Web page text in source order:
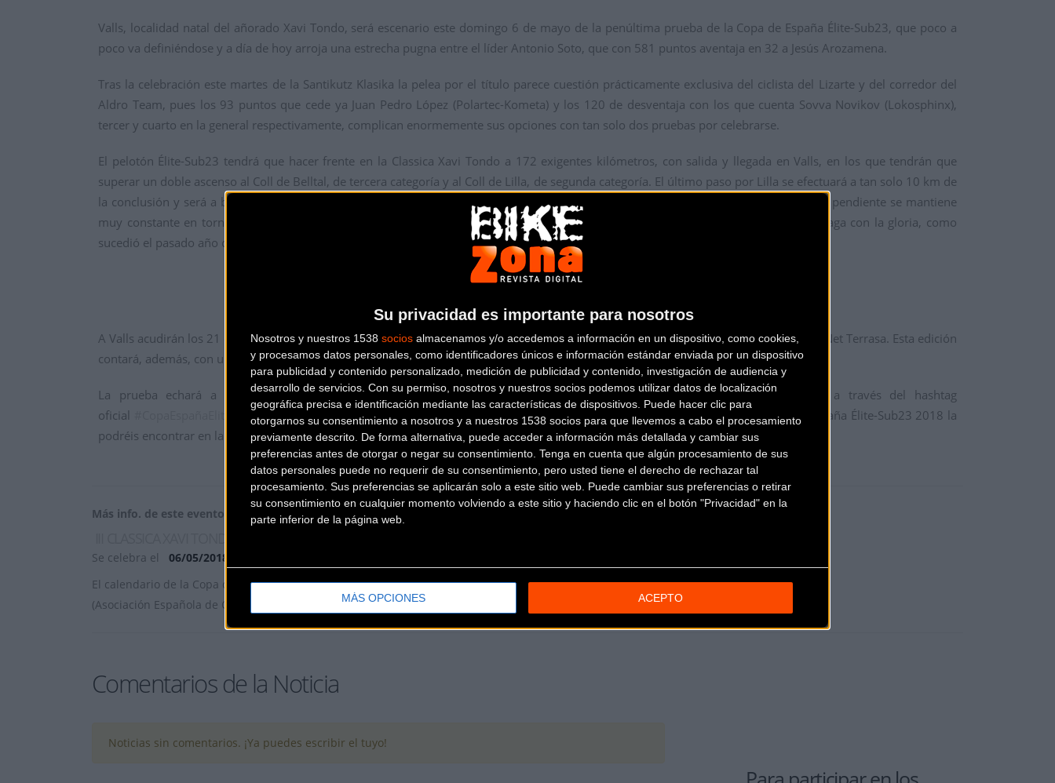
Su privacidad es importante para nosotros
Nosotros y nuestros 1538 socios almacenamos y/o accedemos a información en un dispositivo, como cookies,
y procesamos datos personales, como identificadores únicos e información estándar enviada por un dispositivo
para publicidad y contenido personalizado, medición de publicidad y contenido, investigación de audiencia y
desarrollo de servicios. Con su permiso, nosotros y nuestros socios podemos utilizar datos de localización
geográfica precisa e identificación mediante las características de dispositivos. Puede hacer clic para
otorgarnos su consentimiento a nosotros y a nuestros 1538 socios para que llevemos a cabo el procesamiento
previamente descrito. De forma alternativa, puede acceder a información más detallada y cambiar sus
preferencias antes de otorgar o negar su consentimiento. Tenga en cuenta que algún procesamiento de sus
datos personales puede no requerir de su consentimiento, pero usted tiene el derecho de rechazar tal
procesamiento. Sus preferencias se aplicarán solo a este sitio web. Puede cambiar sus preferencias o retirar
su consentimiento en cualquier momento volviendo a este sitio y haciendo clic en el botón "Privacidad" en la
parte inferior de la página web.
MÁS OPCIONES ACEPTO
Valls, localidad natal del añorado Xavi Tondo, será escenario este domingo 6 de mayo de la penúltima prueba de la Copa de España Élite-Sub23, que poco a
poco va definiéndose y a día de hoy arroja una estrecha pugna entre el líder Antonio Soto, que con 581 puntos aventaja en 32 a Jesús Arozamena.
Tras la celebración este martes de la Santikutz Klasika la pelea por el título parece cuestión prácticamente exclusiva del ciclista del Lizarte y del corredor del
Aldro Team, pues los 93 puntos que cede ya Juan Pedro López (Polartec-Kometa) y los 120 de desventaja con los que cuenta Sovva Novikov (Lokosphinx),
tercer y cuarto en la general respectivamente, complican enormemente sus opciones con tan solo dos pruebas por celebrarse.
El pelotón Élite-Sub23 tendrá que hacer frente en la Classica Xavi Tondo a 172 exigentes kilómetros, con salida y llegada en Valls, en los que tendrán que
superar un doble ascenso al Coll de Belltal, de tercera categoría y al Coll de Lilla, de segunda categoría. El último paso por Lilla se efectuará a tan solo 10 km de
la conclusión y será a buen seguro el juez que resuelva la carrera a pesar de que no cuenta con rampas excesivamente exigente y su pendiente se mantiene
muy constante en torno al 5%. Una sprint entre un pelotón reducido o que una pequeña avanzadilla de dos o tres corredores se haga con la gloria, como
sucedió el pasado año con el triunfo de Grigoryev, parecen los finales más factibles.
A Valls acudirán los 21 equipos habituales de la Copa de España, además de tres escuadras invitadas: La Tova Huesca, Cicles Vic y Tot-Net Terrasa. Esta edición
contará, además, con un director de carrera más que conocido: Joaquim “Purito” Rodríguez.
La prueba echará a rodar a las 09:30 horas y finalizará a eso de las 13:45. La III Clásica Xavi Tondo podrá seguirse a través del hashtag
oficial
#CopaEspañaEliteSub23_18y delTwitter de la Real Federación Española de Ciclismo. Toda la información sobre la Copa de España Élite-Sub23 2018 la
podréis encontrar en la página web del certamenelitesub23.copacarretera.com
Más info. de este evento
Se celebra el
06/05/2018
El calendario de la Copa de España de Ruta Élite y Sub 23 2018, coordinada por la AEOPCES
(Asociación Española de Or
Comentarios de la Noticia
Noticias sin comentarios. ¡Ya puedes escribir el tuyo!